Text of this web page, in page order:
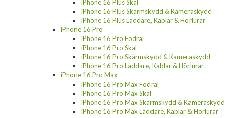
iPhone 16 Plus Skal
iPhone 16 Plus Skärmskydd & Kameraskydd
iPhone 16 Plus Laddare, Kablar & Hörlurar
iPhone 16 Pro
iPhone 16 Pro Fodral
iPhone 16 Pro Skal
iPhone 16 Pro Skärmskydd & Kameraskydd
iPhone 16 Pro Laddare, Kablar & Hörlurar
iPhone 16 Pro Max
iPhone 16 Pro Max Fodral
iPhone 16 Pro Max Skal
iPhone 16 Pro Max Skärmskydd & Kameraskydd
iPhone 16 Pro Max Laddare, Kablar & Hörlurar